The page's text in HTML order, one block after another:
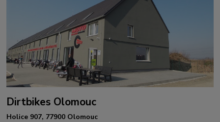
Dirtbikes Olomouc
Holice 907, 77900 Olomouc